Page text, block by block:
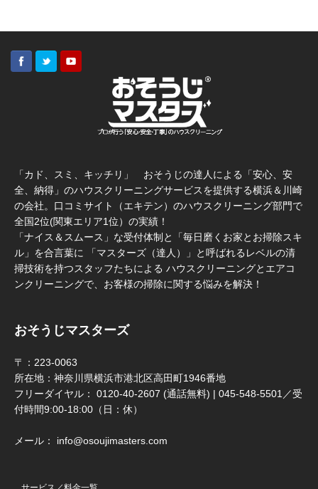
「カド、スミ、キッチリ」 おそうじの達人による「安心、安
全、納得」のハウスクリーニングサービスを提供する横浜＆川崎
の会社。口コミサイト（エキテン）のハウスクリーニング部門で
全国2位(関東エリア1位）の実績！
「ナイス＆スムース」な受付体制と「毎日磨くお家とお掃除スキ
ル」を合言葉に 「マスターズ（達人）」と呼ばれるレベルの清
掃技術を持つスタッフたちによる ハウスクリーニングとエアコ
ンクリーニングで、お客様の掃除に関する悩みを解決！
おそうじマスターズ
〒：223-0063
所在地：神奈川県横浜市港北区高田町1946番地
フリーダイヤル： 0120-40-2607 (通話無料) | 045-548-5501／受
付時間9:00-18:00（日：休）
メール： info@osoujimasters.com